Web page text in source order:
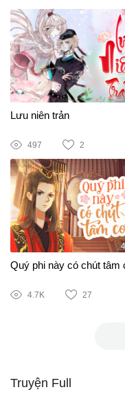
Lưu niên trản
497 2
Quý phi này có chút tâm
4.7K 27
Truyện Full